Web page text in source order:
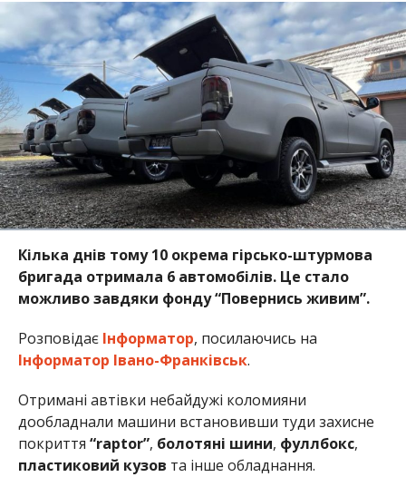
Кілька днів тому 10 окрема гірсько-штурмова
бригада отримала 6 автомобілів. Це стало
можливо завдяки фонду “Повернись живим”.
Розповідає Інформатор, посилаючись на
Інформатор Івано-Франківськ.
Отримані автівки небайдужі коломияни
дообладнали машини встановивши туди захисне
покриття “raptor”, болотяні шини, фуллбокс,
пластиковий кузов та інше обладнання.